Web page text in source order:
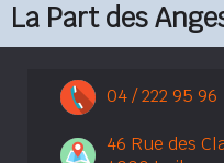
La Part des
04 / 222 95 96
46 Rue des